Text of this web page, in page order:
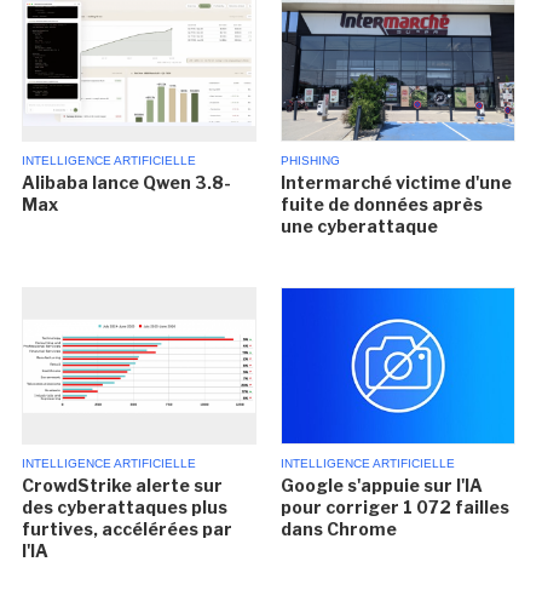
INTELLIGENCE ARTIFICIELLE
Alibaba lance Qwen 3.8-
Max
PHISHING
Intermarché victime d'une
fuite de données après
une cyberattaque
INTELLIGENCE ARTIFICIELLE
CrowdStrike alerte sur
des cyberattaques plus
furtives, accélérées par
l'IA
INTELLIGENCE ARTIFICIELLE
Google s'appuie sur l'IA
pour corriger 1 072 failles
dans Chrome